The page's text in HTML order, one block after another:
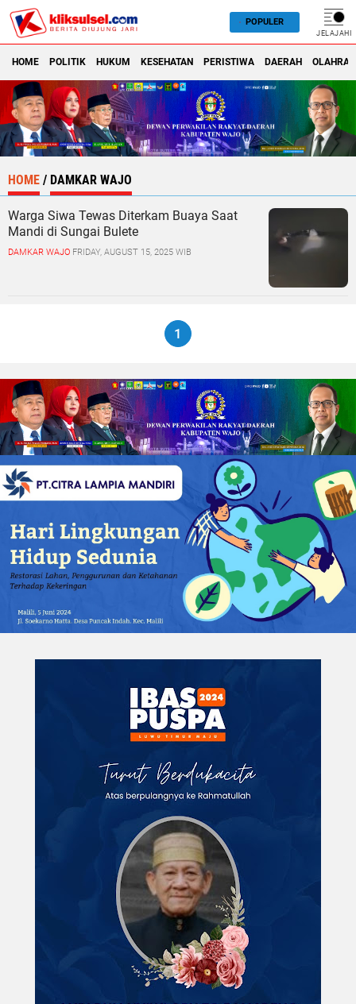
POPULER
JELAJAHI
HOME POLITIK HUKUM KESEHATAN PERISTIWA DAERAH
HOME / DAMKAR WAJO
Warga Siwa Tewas Diterkam Buaya Saat
Mandi di Sungai Bulete
DAMKAR WAJO FRIDAY, AUGUST 15, 2025 WIB
1